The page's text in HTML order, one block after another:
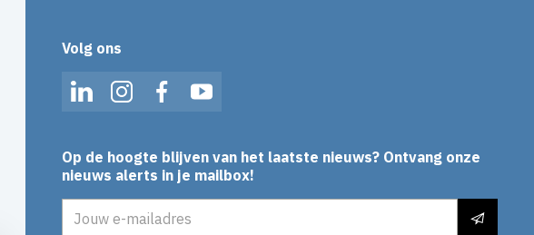
Volg ons
LinkedInInstagramFacebookYouTube
Op de hoogte blijven van het laatste nieuws? Ontvang onze
nieuws alerts in je mailbox!